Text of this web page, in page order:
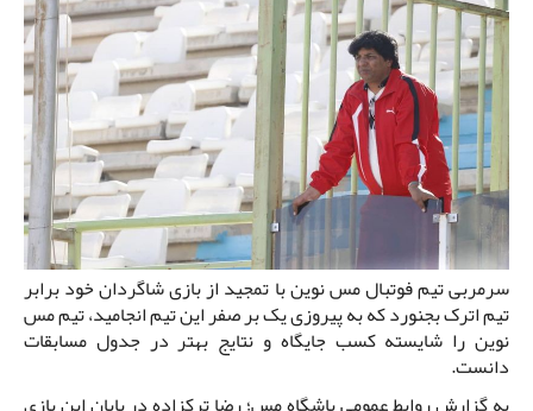
سرمربی تیم فوتبال مس نوین با تمجید از بازی شاگردان خود برابر
تیم اترک بجنورد که به پیروزی یک بر صفر این تیم انجامید، تیم مس
نوین را شایسته کسب جایگاه و نتایج بهتر در جدول مسابقات
دانست.